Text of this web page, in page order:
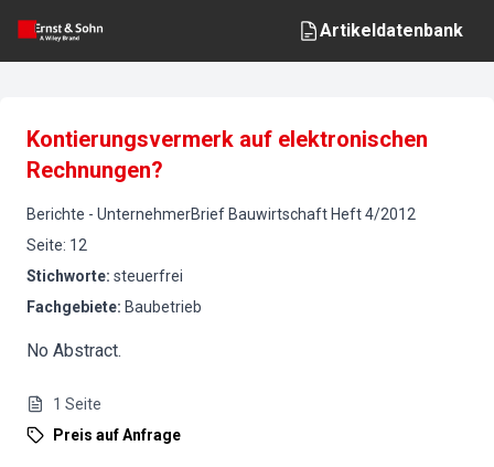
Artikeldatenbank
Kontierungsvermerk auf elektronischen
Rechnungen?
Berichte - UnternehmerBrief Bauwirtschaft Heft4/2012
Seite: 12
Stichworte: steuerfrei
Fachgebiete: Baubetrieb
No Abstract.
1 Seite
Preis auf Anfrage